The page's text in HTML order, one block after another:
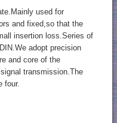
used for
and fixed,so that the
insertion loss.Series of
adopt precision
and core of the
transmission.The
four.